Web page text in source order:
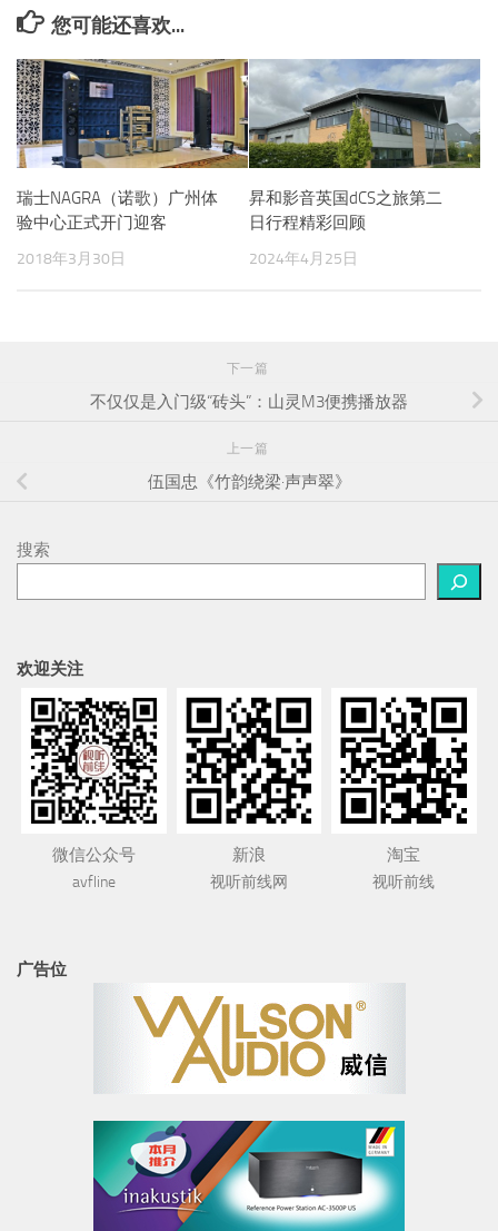
您可能还喜欢...
瑞士NAGRA（诺歌）广州体
验中心正式开门迎客
2018年3月30日
昇和影音英国dCS之旅第二
日行程精彩回顾
2024年4月25日
下一篇
不仅仅是入门级“砖头”：山灵M3便携播放器
上一篇
伍国忠《竹韵绕梁·声声翠》
搜索
欢迎关注
微信公众号
avfline
新浪
视听前线网
淘宝
视听前线
广告位